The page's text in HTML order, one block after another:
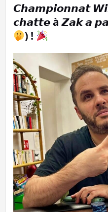
𝘾𝙝𝙖𝙢𝙥𝙞𝙤𝙣𝙣𝙖𝙩
𝙘𝙝𝙖𝙩𝙩𝙚 à 𝙕𝙖𝙠 𝙖
) !